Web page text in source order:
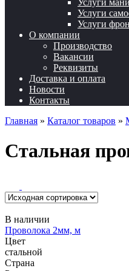
Услуги
Услуги
Услуги
О компании
Производство
Вакансии
Реквизиты
Доставка и оплата
Новости
Контакты
Главная » Каталог товаров »
Стальная
В наличии
Проволока 2мм, м
Цвет
стальной
Страна